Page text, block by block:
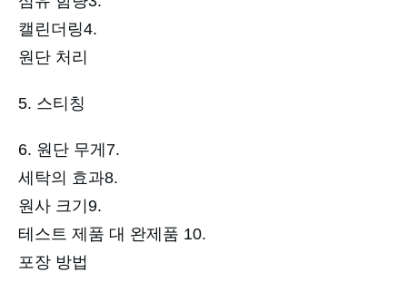
캘린더링4.
원단 처리
5. 스티칭
6. 원단 무게7.
세탁의 효과8.
원사 크기9.
테스트 제품 대 완제품 10.
포장 방법